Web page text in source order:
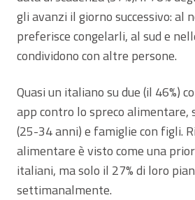
gli avanzi il giorno successivo: al
preferisce congelarli, al sud e
condividono con altre persone.
Quasi un italiano su due (il 46%)
app contro lo spreco
(25-34 anni) e famiglie con figli.
alimentare è visto come una
italiani, ma solo il 27% di loro
settimanalmente.